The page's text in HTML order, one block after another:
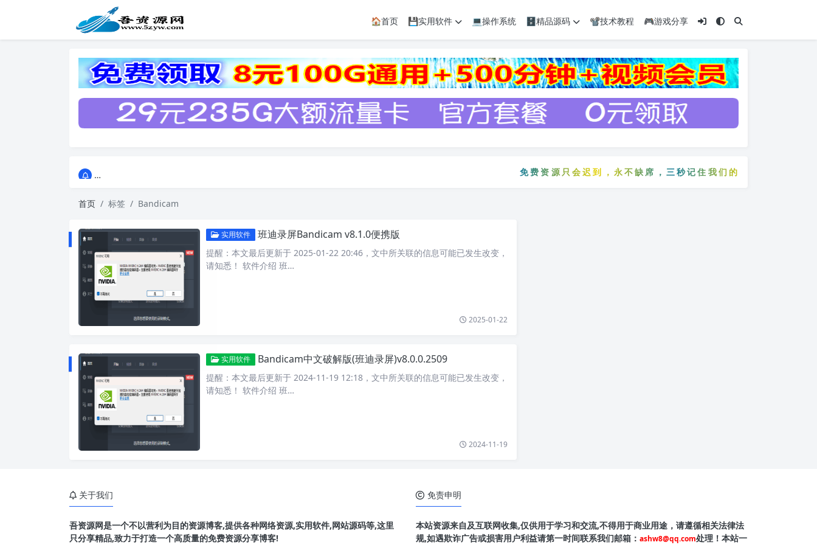
🏠首页 💾实用软件 💻操作系统 🗄️精品源码 📽️技术教程 🎮游戏分享
免费资源只会迟到，永不缺席，三秒记住我们的网站：
首页 标签 Bandicam
实用软件 班迪录屏Bandicam v8.1.0便携版
提醒：本文最后更新于 2025-01-22 20:46，文中所关联的信息可能已发生改变，
请知悉！ 软件介绍 班…
2025-01-22
实用软件 Bandicam中文破解版(班迪录屏)v8.0.0.2509
提醒：本文最后更新于 2024-11-19 12:18，文中所关联的信息可能已发生改变，
请知悉！ 软件介绍 班…
2024-11-19
关于我们
吾资源网是一个不以营利为目的资源博客,提供各种网络资源,实用软件,网站源码等,这里
只分享精品,致力于打造一个高质量的免费资源分享博客!
免责申明
本站资源来自及互联网收集,仅供用于学习和交流,不得用于商业用途，请遵循相关法律法
规,如遇欺诈广告或损害用户利益请第一时间联系我们邮箱： ashw8@qq.com处理！本站一